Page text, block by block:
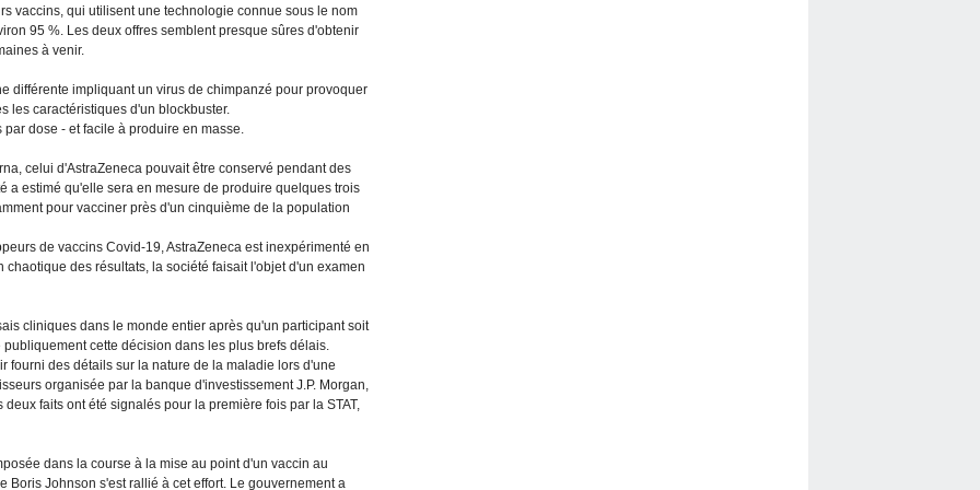
vaccins, qui utilisent une technologie connue sous le nom
95 %. Les deux offres semblent presque sûres d'obtenir
à venir.
différente impliquant un virus de chimpanzé pour provoquer
les caractéristiques d'un blockbuster.
dose - et facile à produire en masse.
celui d'AstraZeneca pouvait être conservé pendant des
a estimé qu'elle sera en mesure de produire quelques trois
pour vacciner près d'un cinquième de la population
de vaccins Covid-19, AstraZeneca est inexpérimenté en
des résultats, la société faisait l'objet d'un examen
cliniques dans le monde entier après qu'un participant soit
cette décision dans les plus brefs délais.
fourni des détails sur la nature de la maladie lors d'une
organisée par la banque d'investissement J.P. Morgan,
faits ont été signalés pour la première fois par la STAT,
dans la course à la mise au point d'un vaccin au
Boris Johnson s'est rallié à cet effort. Le gouvernement a